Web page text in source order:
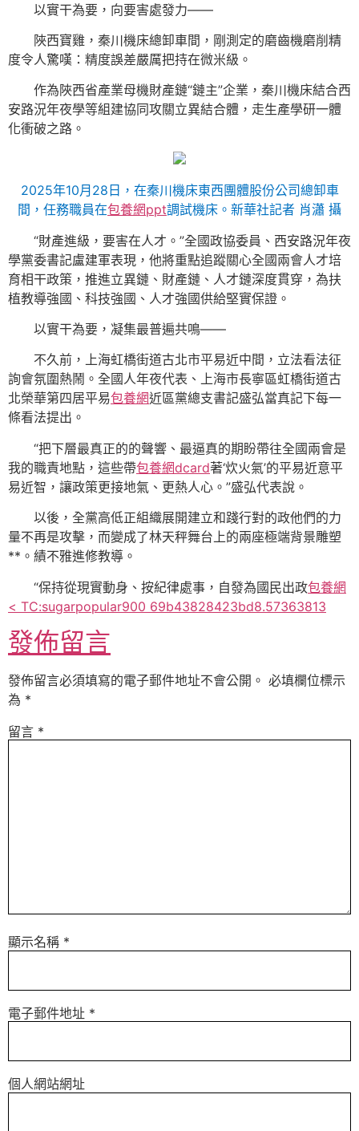
以實干為要，向要害處發力——
陜西寶雞，秦川機床總卸車間，剛測定的磨齒機磨削精
度令人驚嘆：精度誤差嚴厲把持在微米級。
作為陜西省產業母機財產鏈“鏈主”企業，秦川機床結合西
安路況年夜學等組建協同攻關立異結合體，走生產學研一體
化衝破之路。
2025年10月28日，在秦川機床東西團體股份公司總卸車
間，任務職員在包養網ppt調試機床。新華社記者 肖瀟 攝
“財產進級，要害在人才。”全國政協委員、西安路況年夜
學黨委書記盧建軍表現，他將重點追蹤關心全國兩會人才培
育相干政策，推進立異鏈、財產鏈、人才鏈深度貫穿，為扶
植教導強國、科技強國、人才強國供給堅實保證。
以實干為要，凝集最普遍共鳴——
不久前，上海虹橋街道古北市平易近中間，立法看法征
詢會氛圍熱鬧。全國人年夜代表、上海市長寧區虹橋街道古
北榮華第四居平易包養網近區黨總支書記盛弘當真記下每一
條看法提出。
“把下層最真正的的聲響、最逼真的期盼帶往全國兩會是
我的職責地點，這些帶包養網dcard著‘炊火氣’的平易近意平
易近智，讓政策更接地氣、更熱人心。”盛弘代表說。
以後，全黨高低正組織展開建立和踐行對的政他們的力
量不再是攻擊，而變成了林天秤舞台上的兩座極端背景雕塑
**。績不雅進修教導。
“保持從現實動身、按紀律處事，自發為國民出政包養網
< TC:sugarpopular900 69b43828423bd8.57363813
發佈留言
發佈留言必須填寫的電子郵件地址不會公開。 必填欄位標示
為 *
留言 *
顯示名稱 *
電子郵件地址 *
個人網站網址